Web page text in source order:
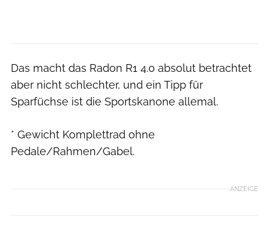
Das macht das Radon R1 4.0 absolut betrachtet
aber nicht schlechter, und ein Tipp für
Sparfüchse ist die Sportskanone allemal.
* Gewicht Komplettrad ohne
Pedale/Rahmen/Gabel.
ANZEIGE